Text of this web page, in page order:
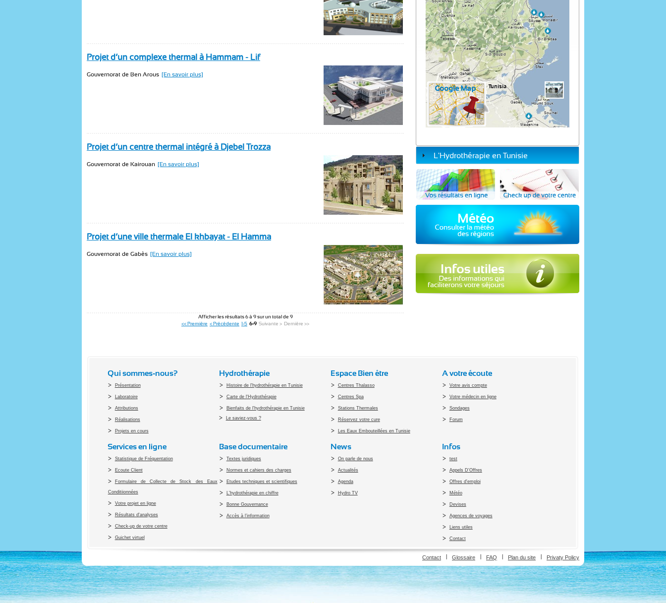
L'Hydrothérapie en Tunisie
Projet d’un complexe thermal à Hammam - Lif
Gouvernorat de Ben Arous [En savoir plus]
Projet d’un centre thermal intégré à Djebel Trozza
Gouvernorat de Kairouan [En savoir plus]
Projet d’une ville thermale El khbayat - El Hamma
Gouvernorat de Gabès [En savoir plus]
Afficher les résultats 6 à 9 sur un total de 9
<< Première < Précédente 1-5 6-9 Suivante > Dernière >>
Qui sommes-nous?
Présentation
Laboratoire
Attributions
Réalisations
Projets en cours
Hydrothérapie
Histoire de l'hydrothérapie en Tunisie
Carte de l'Hydrothérapie
Bienfaits de l'hydrothérapie en Tunisie
Le saviez-vous ?
Espace Bien être
Centres Thalasso
Centres Spa
Stations Thermales
Réservez votre cure
Les Eaux Embouteillées en Tunisie
A votre écoute
Votre avis compte
Votre médecin en ligne
Sondages
Forum
Services en ligne
Statistique de Fréquentation
Ecoute Client
Formulaire de Collecte de Stock des Eaux
Conditiionnées
Votre projet en ligne
Résultats d'analyses
Check-up de votre centre
Guichet virtuel
Base documentaire
Textes juridiques
Normes et cahiers des charges
Etudes techniques et scientifiques
L'hydrothérapie en chiffre
Bonne Gouvernance
Accès à l’information
News
On parle de nous
Actualités
Agenda
Hydro TV
Infos
test
Appels D'Offres
Offres d'emploi
Météo
Devises
Agences de voyages
Liens utiles
Contact
Contact Glossaire FAQ Plan du site Privaty Policy
Open vision